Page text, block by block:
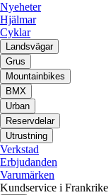
Nyeheter
Hjälmar
Cyklar
Landsvägar
Grus
Mountainbikes
BMX
Urban
Reservdelar
Utrustning
Verkstad
Erbjudanden
Varumärken
Kundservice i Frankrike